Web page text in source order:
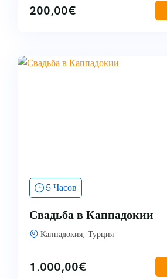
200,00€
5 Часов
Свадьба в Каппадокии
Каппадокия, Турция
1.000,00€